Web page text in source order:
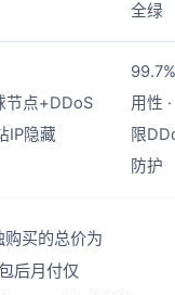
全绿
节点+DDoS
IP隐藏
用性
限
防护
买的总价为
后月付仅